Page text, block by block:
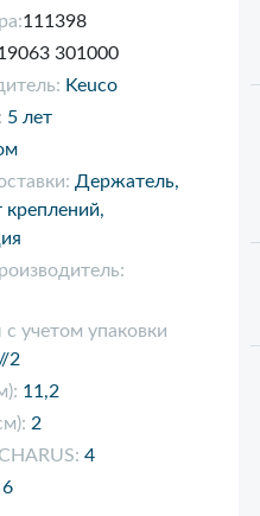
111398
301000
Keuco
5 лет
Держатель,
креплений,
с учетом упаковки
2
11,2
2
4
6